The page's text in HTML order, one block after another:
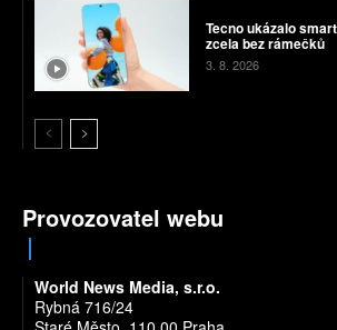
Tecno ukázalo
zcela bez rámečků
3. 8. 2026
Provozovatel webu
World News Media, s.r.o.
Rybná 716/24